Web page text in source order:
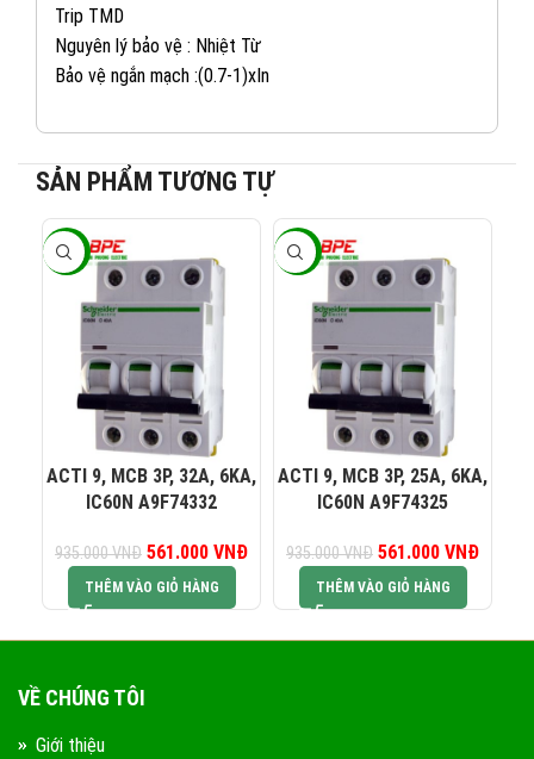
Trip TMD
Nguyên lý bảo vệ : Nhiệt Từ
Bảo vệ ngắn mạch :(0.7-1)xIn
SẢN PHẨM TƯƠNG TỰ
-40%
ACTI 9, MCB 3P, 32A, 6KA,
IC60N A9F74332
935.000VNĐ
Giá gốc là:
935.000 VNĐ.
561.000 VNĐ Giá hiện tại là:
561.000 VNĐ.
THÊM VÀO GIỎ HÀNG
-40%
ACTI 9, MCB 3P, 25A, 6KA,
IC60N A9F74325
935.000VNĐ
Giá gốc là:
935.000 VNĐ.
561.000 VNĐ
THÊM VÀO GIỎ HÀNG
VỀ CHÚNG TÔI
Giới thiệu
KINH DOANH 1:
KINH DOANH 2: 0965 101 613
KINH DOANH 4: 0823 944 186